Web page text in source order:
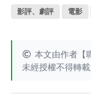
影評、劇評 電影
本文由作者【
未經授權不得轉載